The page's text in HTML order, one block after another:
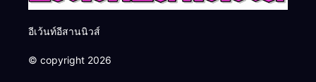
อีเว้นท์อีสานนิวส์
© copyright 2026